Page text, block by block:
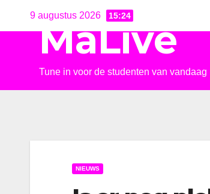
9 augustus 2026 15:24
MaLive
Tune in voor de studenten van vandaag
NIEUWS